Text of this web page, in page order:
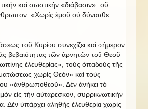
καί σωστικήν «διάβασιν» τοῦ
«Χωρίς ἐμοῦ οὐ δύνασθε
τοῦ Κυρίου συνεχίζει καί σήμερον
βεβαιότητας τῶν ἀρνητῶν τοῦ Θεοῦ
ἐλευθερίας», τούς ὀπαδούς τῆς
χωρίς Θεόν» καί τούς
«ἀνθρωποθεοῦ». Δέν ἀνήκει τό
εἰς τήν αὐτάρεσκον, συρρικνωτικήν
Δέν ὑπάρχει ἀληθής ἐλευθερία χωρίς